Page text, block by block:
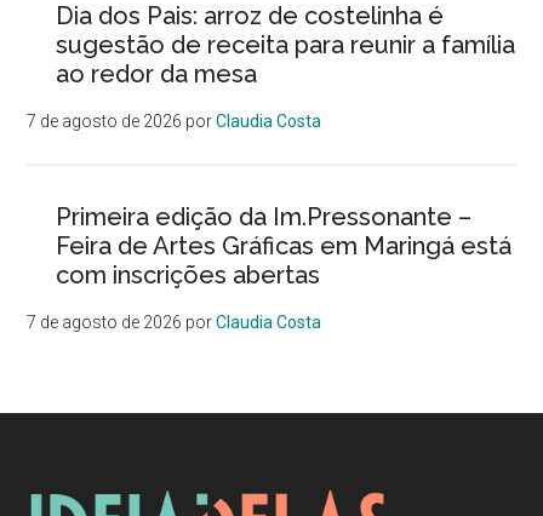
Dia dos Pais: arroz de costelinha é
sugestão de receita para reunir a família
ao redor da mesa
7 de agosto de 2026 porClaudia Costa
Primeira edição da Im.Pressonante –
Feira de Artes Gráficas em Maringá está
com inscrições abertas
7 de agosto de 2026 porClaudia Costa